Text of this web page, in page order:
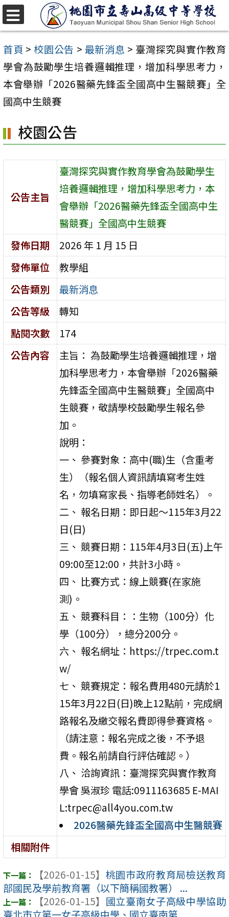
跳
至
主
要
內
容
首頁 > 校園公告 > 最新消息 > 臺灣探究與實作教育
學會為鼓勵學生培養邏輯推理，增加科學思考力，
本會舉辦「2026醫藥先鋒盃全國高中生醫競賽」全
國高中生競賽
校園公告
公告主旨
臺灣探究與實作教育學會為鼓勵學生
培養邏輯推理，增加科學思考力，本
會舉辦「2026醫藥先鋒盃全國高中生
醫競賽」全國高中生競賽
發佈日期
2026 年 1 月 15 日
發佈單位
教學組
公告類別
最新消息
公告等級
轉知
點閱次數
174
公告內容
主旨： 為鼓勵學生培養邏輯推理，增
加科學思考力，本會舉辦「2026醫藥
先鋒盃全國高中生醫競賽」全國高中
生競賽，敬請學校鼓勵學生報名參
加。
說明：
一、 參賽對象：高中(職)生（含重考
生）（報名個人資訊請填寫考生姓
名，勿填寫家長、指導老師姓名）。
二、 報名日期：即日起～115年3月22
日(日)
三、 競賽日期：115年4月3日(五)上午
09:00至12:00，共計3小時。
四、 比賽方式：線上競賽(在家施
測)。
五、 競賽科目：：生物（100分）化
學（100分），總分200分。
六、 報名網址：https://trpec.com.t
w/
七、 競賽規定：報名費用480元請於1
15年3月22日(日)晚上12點前，完成網
路報名及繳交報名費即得參賽資格。
（請注意：報名完成之後，不予退
費。報名前請自行評估確認。）
八、 洽詢資訊：臺灣探究與實作教育
學會 吳淑珍 電話:0911163685 E-MAI
L:trpec@all4you.com.tw
2026醫藥先鋒盃全國高中生醫競賽
相關附件
【2026-01-15】 桃園市政府教育局檢送教育
部國民及學前教育署（以下簡稱國教署） ...
【2026-01-15】 國立臺南女子高級中學協助
選
單